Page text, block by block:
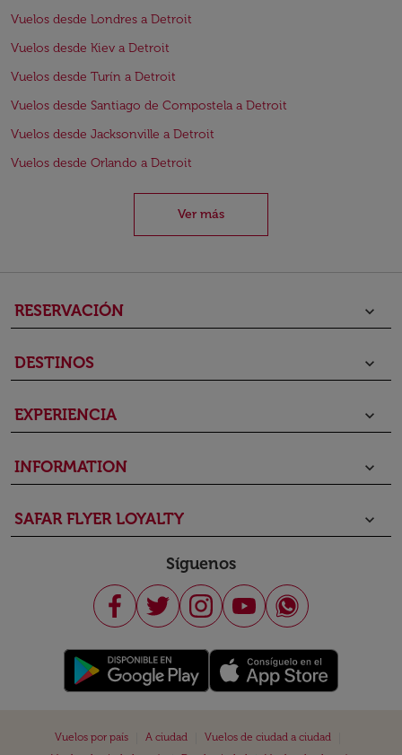
Vuelos desde Londres a Detroit
Vuelos desde Kiev a Detroit
Vuelos desde Turín a Detroit
Vuelos desde Santiago de Compostela a Detroit
Vuelos desde Jacksonville a Detroit
Vuelos desde Orlando a Detroit
Ver más
RESERVACIÓN keyboard_arrow_down
DESTINOS keyboard_arrow_down
EXPERIENCIA keyboard_arrow_down
INFORMATION keyboard_arrow_down
SAFAR FLYER LOYALTY keyboard_arrow_down
Síguenos
Vuelos por país A ciudad Vuelos de ciudad a ciudad